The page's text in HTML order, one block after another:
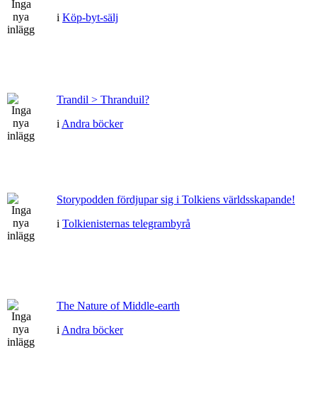
i Köp-byt-sälj
Trandil > Thranduil?
i Andra böcker
Storypodden fördjupar sig i Tolkiens världsskapande!
i Tolkienisternas telegrambyrå
The Nature of Middle-earth
i Andra böcker